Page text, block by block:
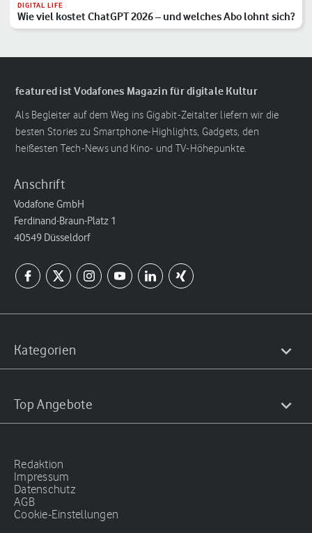
DIGITAL LIFE
Wie viel kostet ChatGPT 2026 – und welches Abo lohnt sich?
featured ist Vodafones Magazin für digitale Kultur
Als Begleiter auf dem Weg ins Gigabit-Zeitalter liefern wir die
besten Stories zu Smartphone-Highlights, Gadgets, den
heißesten Tech-News und Kino- und TV-Höhepunkte.
Anschrift
Vodafone GmbH
Ferdinand-Braun-Platz 1
40549 Düsseldorf
Kategorien
Top Angebote
Redaktion
Impressum
Datenschutz
AGB
Cookie-Einstellungen